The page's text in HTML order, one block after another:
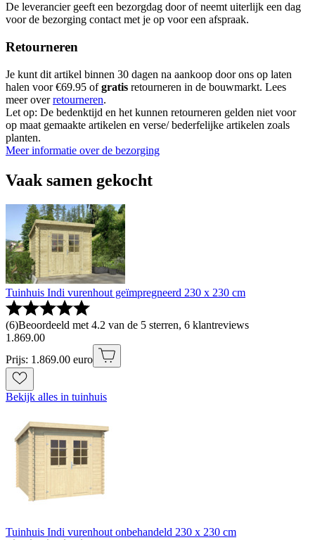
De leverancier geeft een bezorgdag door of neemt uiterlijk een dag
voor de bezorging contact met je op voor een afspraak.
Retourneren
Je kunt dit artikel binnen 30 dagen na aankoop door ons op laten
halen voor €69.95 ofgratis retourneren in de bouwmarkt. Lees
meer overretourneren.
Let op: De bedenktijd en het kunnen retourneren gelden niet voor
op maat gemaakte artikelen en verse/ bederfelijke artikelen zoals
planten.
Meer informatie over de bezorging
Vaak samen gekocht
Tuinhuis Indi vurenhout geïmpregneerd 230 x 230 cm
(6)Beoordeeld met 4.2 van de 5 sterren, 6 klantreviews
1 .869.00
Prijs: 1.869.00 euro
Bekijk alles in tuinhuis
Tuinhuis Indi vurenhout onbehandeld 230 x 230 cm